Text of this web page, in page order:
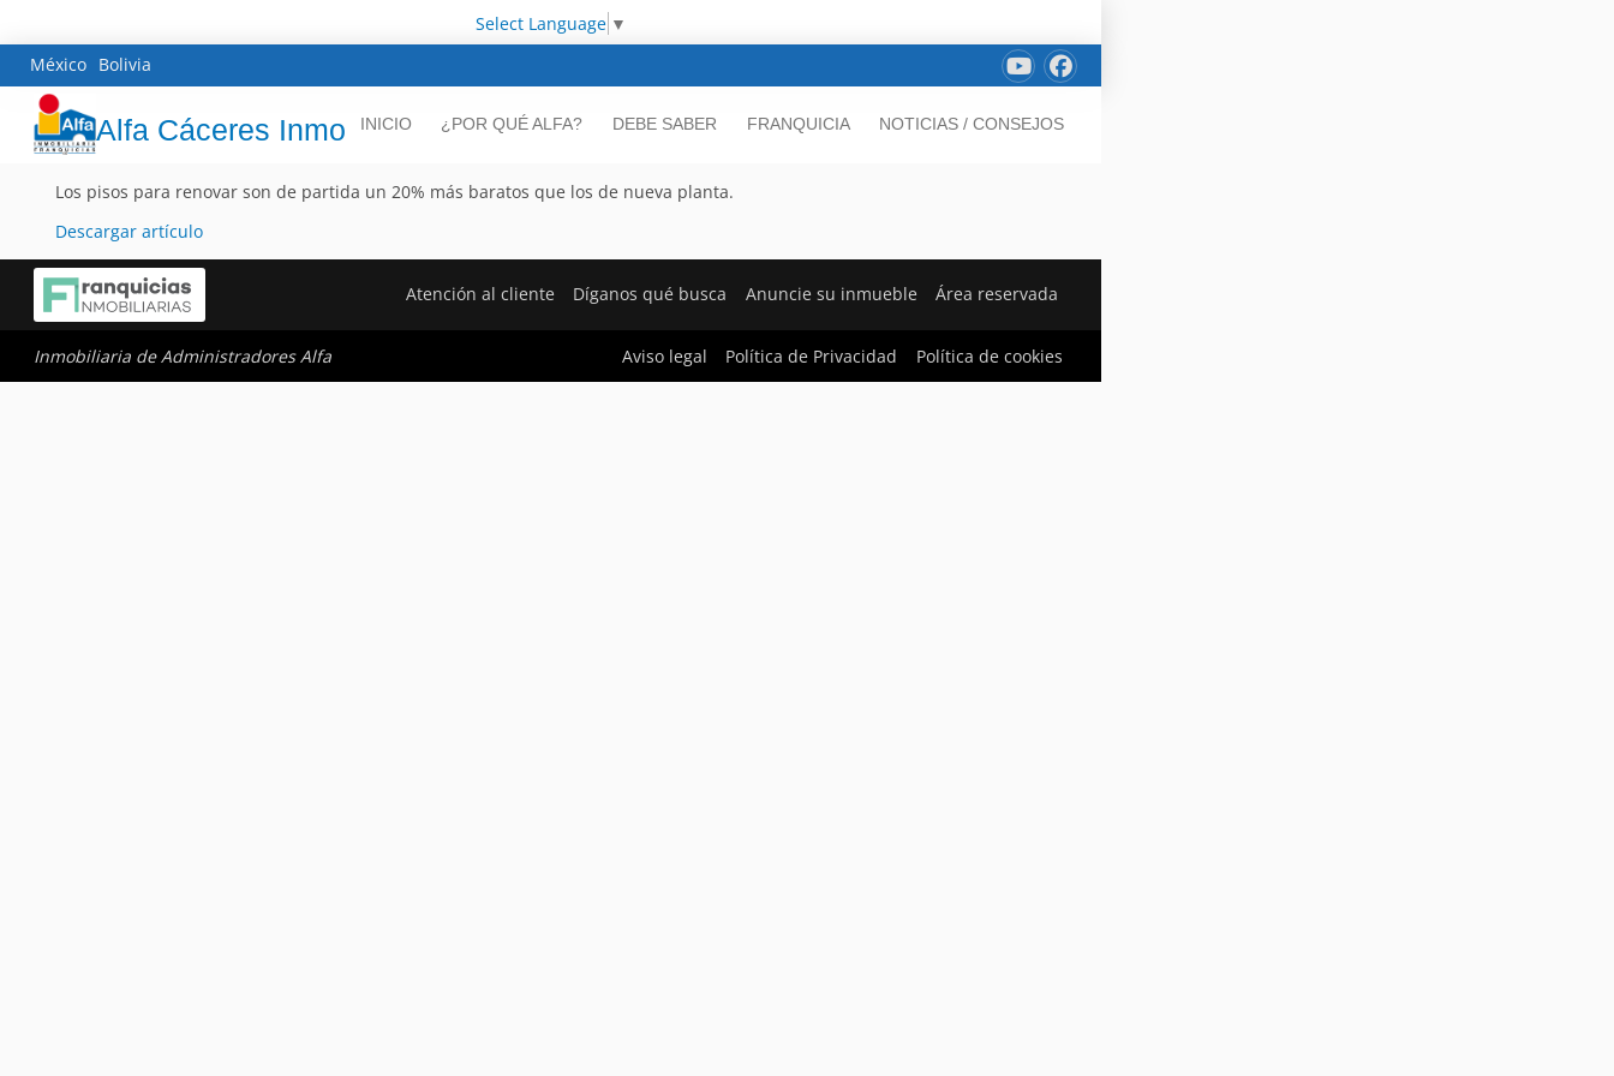
Select Language ▼
México Bolivia
Alfa Cáceres Inmo INICIO ¿POR QUÉ ALFA? DEBE SABER FRANQUICIA NOTICIAS / CONSEJOS
Los pisos para renovar son de partida un 20% más baratos que los de nueva planta.
Descargar artículo
Atención al cliente Díganos qué busca Anuncie su inmueble Área reservada
Inmobiliaria de Administradores Alfa Aviso legal Política de Privacidad Política de cookies